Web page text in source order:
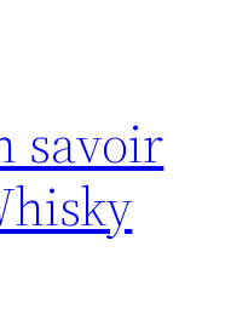
savoir